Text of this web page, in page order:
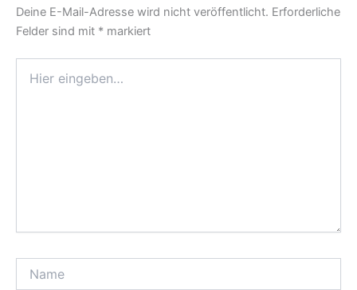
Deine E-Mail-Adresse wird nicht veröffentlicht. Erforderliche
Felder sind mit * markiert
eingeben…